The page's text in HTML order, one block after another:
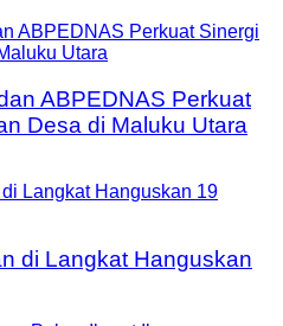
ABPEDNAS Perkuat
Desa di Maluku Utara
di Langkat Hanguskan